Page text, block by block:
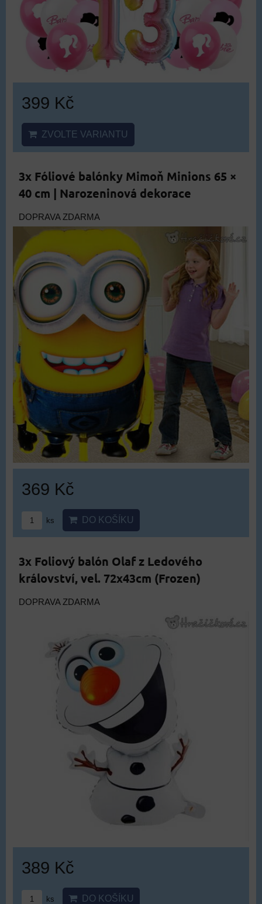
399 Kč
ZVOLTE VARIANTU
3x Fóliové balónky Mimoň Minions 65 ×
40 cm | Narozeninová dekorace
DOPRAVA ZDARMA
369 Kč
ks DO KOŠÍKU
3x Foliový balón Olaf z Ledového
království, vel. 72x43cm (Frozen)
DOPRAVA ZDARMA
389 Kč
ks DO KOŠÍKU